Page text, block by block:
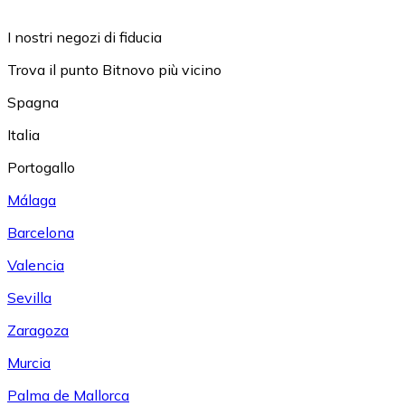
I nostri negozi di fiducia
Trova il punto Bitnovo più vicino
Spagna
Italia
Portogallo
Málaga
Barcelona
Valencia
Sevilla
Zaragoza
Murcia
Palma de Mallorca